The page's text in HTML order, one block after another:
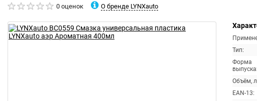
0 оценок О бренде LYNXauto
Тип:
Форма
выпуска:
Объём,
EAN-13: